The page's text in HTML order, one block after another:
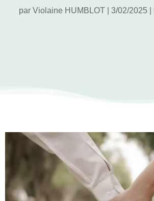
par Violaine HUMBLOT| 3/02/2025|